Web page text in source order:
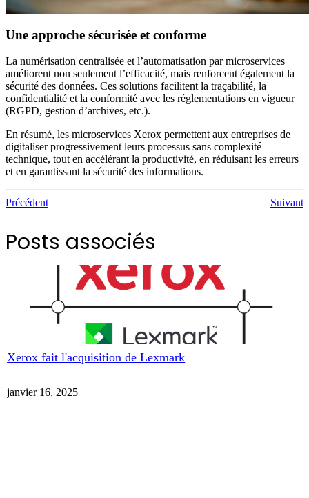
Une approche sécurisée et conforme
La numérisation centralisée et l’automatisation par microservices
améliorent non seulement l’efficacité, mais renforcent également la
sécurité des données. Ces solutions facilitent la traçabilité, la
confidentialité et la conformité avec les réglementations en vigueur
(RGPD, gestion d’archives, etc.).
En résumé, les microservices Xerox permettent aux entreprises de
digitaliser progressivement leurs processus sans complexité
technique, tout en accélérant la productivité, en réduisant les erreurs
et en garantissant la sécurité des informations.
Précédent Suivant
Posts associés
Xerox fait l'acquisition de Lexmark
janvier 16, 2025